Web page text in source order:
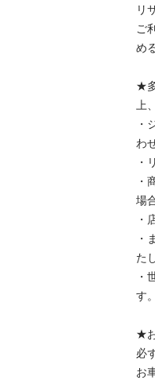
リ
ご
め
★
上
・
わ
・
・
場
・
・
た
・
す。
★
必
お